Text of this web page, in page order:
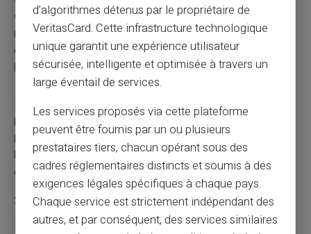
opportunités d'interception et de détournement. Les
réseaux Wi-Fi publics non sécurisés constituent des
cibles privilégiées pour l'interception de données
bancaires.
Retenez que votre banque ne vous contactera jamais
pour faire un test technique ni un test de virement. Ces
procédures n'existent pas dans le fonctionnement
bancaire normal et constituent toujours des tentatives
de fraude.
Stratégies de protection et bonnes pratiques
protection contre les fraudes bancairesrepose
d’algorithmes détenus par le propriétaire de
VeritasCard. Cette infrastructure technologique
unique garantit une expérience utilisateur
sécurisée, intelligente et optimisée à travers un
large éventail de services.
Les services proposés via cette plateforme
peuvent être fournis par un ou plusieurs
prestataires tiers, chacun opérant sous des
cadres réglementaires distincts et soumis à des
exigences légales spécifiques à chaque pays.
Chaque service est strictement indépendant des
autres, et par conséquent, des services similaires